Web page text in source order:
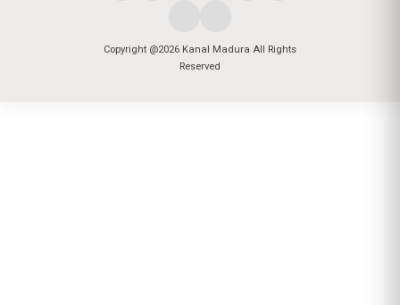
Copyright @2026 Kanal Madura All Rights
Reserved